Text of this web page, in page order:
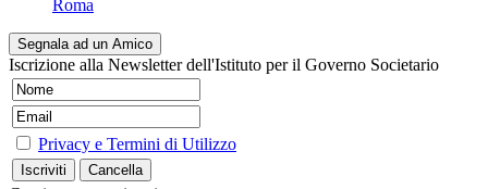
Roma
Segnala ad un Amico
Iscrizione alla Newsletter dell'Istituto per il Governo Societario
Privacy e Termini di Utilizzo